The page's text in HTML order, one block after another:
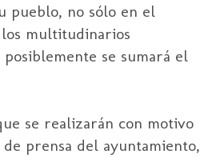
pueblo, no sólo en el
multitudinarios
se sumará el
se realizarán con motivo
prensa del ayuntamiento,